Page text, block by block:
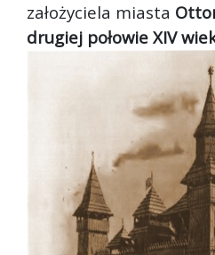
założyciela miasta
drugiej połowie XIV